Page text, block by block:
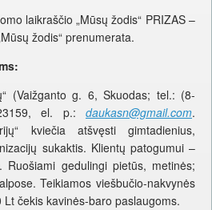
laikraščio „Mūsų žodis“ PRIZAS –
žodis“ prenumerata.
(Vaižganto g. 6, Skuodas; tel.: (8-
el. p.: daukasn@gmail.com.
kviečia atšvęsti gimtadienius,
sukaktis. Klientų patogumui –
gedulingi pietūs, metinės;
Teikiamos viešbučio-nakvynės
čekis kavinės-baro paslaugoms.